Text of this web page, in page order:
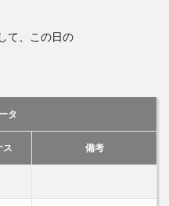
て、この日の
タ
ス 備考